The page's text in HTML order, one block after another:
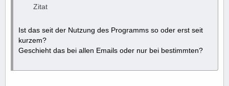
Zitat
Ist das seit der Nutzung des Programms so oder erst seit
kurzem?
Geschieht das bei allen Emails oder nur bei bestimmten?